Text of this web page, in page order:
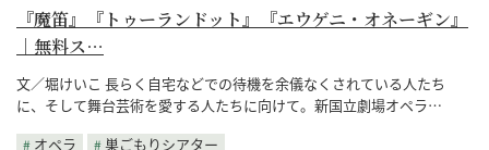
『魔笛』『トゥーランドット』『エウゲニ・オネーギン』
｜無料ス…
文／堀けいこ 長らく自宅などでの待機を余儀なくされている人たち
に、そして舞台芸術を愛する人たちに向けて。新国立劇場オペラ…
オペラ
巣ごもりシアター